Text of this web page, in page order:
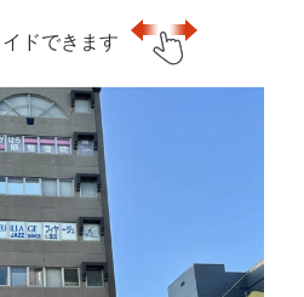
ドできます